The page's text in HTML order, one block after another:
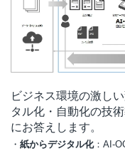
ビジネス環境の激し
タル化・自動化の技
にお答えします。
・ 紙からデジタル化：AI-